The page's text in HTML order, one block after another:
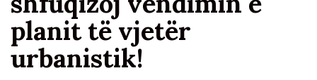
planit të vjetër
urbanistik!